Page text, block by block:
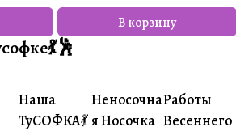
В корзину
#Совместники
Наша
ТуСОФКА💃
#Ваше
творчество
Неносочна
я Носочка
#Ваше
Работы
Весеннего